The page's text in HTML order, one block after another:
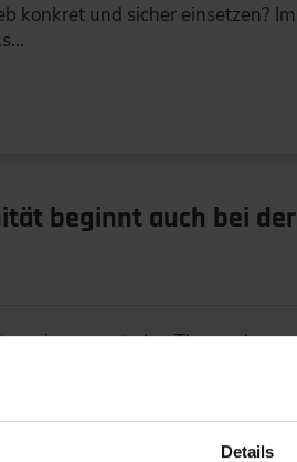
Details
konkret und sicher einsetzen?
beginnt auch bei
zu einem zentralen Thema der